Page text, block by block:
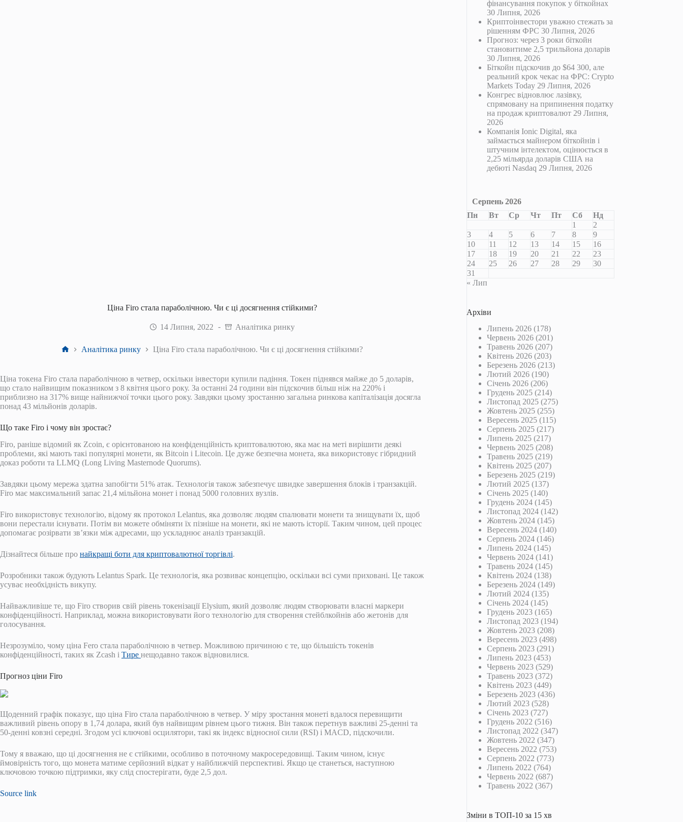
Ціна Firo стала параболічною. Чи є ці досягнення стійкими?
14 Липня, 2022 Аналітика ринку
ГоловнаАналітика ринку Ціна Firo стала параболічною. Чи є ці досягнення стійкими?
Ціна токена Firo стала параболічною в четвер, оскільки інвестори купили падіння. Токен піднявся майже до 5 доларів,
що стало найвищим показником з 8 квітня цього року. За останні 24 години він підскочив більш ніж на 220% і
приблизно на 317% вище найнижчої точки цього року. Завдяки цьому зростанню загальна ринкова капіталізація досягла
понад 43 мільйонів доларів.
Що таке Firo і чому він зростає?
Firo, раніше відомий як Zcoin, є орієнтованою на конфіденційність криптовалютою, яка має на меті вирішити деякі
проблеми, які мають такі популярні монети, як Bitcoin і Litecoin. Це дуже безпечна монета, яка використовує гібридний
доказ роботи та LLMQ (Long Living Masternode Quorums).
Завдяки цьому мережа здатна запобігти 51% атак. Технологія також забезпечує швидке завершення блоків і транзакцій.
Firo має максимальний запас 21,4 мільйона монет і понад 5000 головних вузлів.
Firo використовує технологію, відому як протокол Lelantus, яка дозволяє людям спалювати монети та знищувати їх, щоб
вони перестали існувати. Потім ви можете обміняти їх пізніше на монети, які не мають історії. Таким чином, цей процес
допомагає розірвати зв’язки між адресами, що ускладнює аналіз транзакцій.
Дізнайтеся більше про найкращі боти для криптовалютної торгівлі.
Розробники також будують Lelantus Spark. Це технологія, яка розвиває концепцію, оскільки всі суми приховані. Це також
усуває необхідність викупу.
Найважливіше те, що Firo створив свій рівень токенізації Elysium, який дозволяє людям створювати власні маркери
конфіденційності. Наприклад, можна використовувати його технологію для створення стейблкойнів або жетонів для
голосування.
Незрозуміло, чому ціна Fero стала параболічною в четвер. Можливою причиною є те, що більшість токенів
конфіденційності, таких як Zcash і Тире нещодавно також відновилися.
Прогноз ціни Firo
Щоденний графік показує, що ціна Firo стала параболічною в четвер. У міру зростання монеті вдалося перевищити
важливий рівень опору в 1,74 долара, який був найвищим рівнем цього тижня. Він також перетнув важливі 25-денні та
50-денні ковзні середні. Згодом усі ключові осцилятори, такі як індекс відносної сили (RSI) і MACD, підскочили.
Тому я вважаю, що ці досягнення не є стійкими, особливо в поточному макросередовищі. Таким чином, існує
ймовірність того, що монета матиме серйозний відкат у найближчій перспективі. Якщо це станеться, наступною
ключовою точкою підтримки, яку слід спостерігати, буде 2,5 дол.
Source link
фінансування покупок у біткойнах
30 Липня, 2026
Криптоінвестори уважно стежать за
рішенням ФРС 30 Липня, 2026
Прогноз: через 3 роки біткойн
становитиме 2,5 трильйона доларів
30 Липня, 2026
Біткойн підскочив до $64 300, але
реальний крок чекає на ФРС: Crypto
Markets Today 29 Липня, 2026
Конгрес відновлює лазівку,
спрямовану на припинення податку
на продаж криптовалют 29 Липня,
2026
Компанія Ionic Digital, яка
займається майнером біткойнів і
штучним інтелектом, оцінюється в
2,25 мільярда доларів США на
дебюті Nasdaq 29 Липня, 2026
Серпень 2026
Пн
Вт Ср Чт Пт Сб
Нд
1
2
3
4 5 6 7 8
9
10
11 12 13 14 15
16
17
18 19 20 21 22
23
24
25 26 27 28 29
30
31
« Лип
Архіви
Липень 2026 (178)
Червень 2026 (201)
Травень 2026 (207)
Квітень 2026 (203)
Березень 2026 (213)
Лютий 2026 (190)
Січень 2026 (206)
Грудень 2025 (214)
Листопад 2025 (275)
Жовтень 2025 (255)
Вересень 2025 (115)
Серпень 2025 (217)
Липень 2025 (217)
Червень 2025 (208)
Травень 2025 (219)
Квітень 2025 (207)
Березень 2025 (219)
Лютий 2025 (137)
Січень 2025 (140)
Грудень 2024 (145)
Листопад 2024 (142)
Жовтень 2024 (145)
Вересень 2024 (140)
Серпень 2024 (146)
Липень 2024 (145)
Червень 2024 (141)
Травень 2024 (145)
Квітень 2024 (138)
Березень 2024 (149)
Лютий 2024 (135)
Січень 2024 (145)
Грудень 2023 (165)
Листопад 2023 (194)
Жовтень 2023 (208)
Вересень 2023 (498)
Серпень 2023 (291)
Липень 2023 (453)
Червень 2023 (529)
Травень 2023 (372)
Квітень 2023 (449)
Березень 2023 (436)
Лютий 2023 (528)
Січень 2023 (727)
Грудень 2022 (516)
Листопад 2022 (347)
Жовтень 2022 (347)
Вересень 2022 (753)
Серпень 2022 (773)
Липень 2022 (764)
Червень 2022 (687)
Травень 2022 (367)
Зміни в ТОП-10 за 15 хв